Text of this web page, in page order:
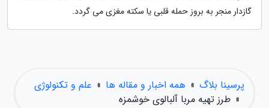
گازدار منجر به بروز حمله قلبی یا سکته مغزی می گردد.
پرسینا بلاگ » همه اخبار و مقاله ها » علم و تکنولوژی
» طرز تهیه مربا آلبالوی خوشمزه